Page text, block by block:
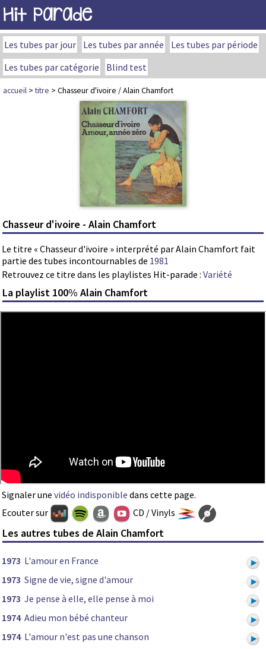
Hit Parade
Les tubes par jour Les tubes par année
Les tubes par période
Les tubes par catégorie
Blind test
accueil >titre > Chasseur d'ivoire / Alain Chamfort
Chasseur d'ivoire - Alain Chamfort
Le titre « Chasseur d'ivoire » interprété par Alain Chamfort fait
partie des tubes incontournables de 1981
Retrouvez ce titre dans les playlistes Hit-parade : Variété
La playlist 100% Alain Chamfort
Signaler une vidéo indisponible dans cette page.
Ecouter sur
CD / Vinyls
Les autres tubes de Alain Chamfort
1973 L'amour en France
1973 Signe de vie, signe d'amour
1973 Je pense à elle, elle pense à moi
1974 Adieu mon bébé chanteur
1974 L'amour n'est pas une chanson